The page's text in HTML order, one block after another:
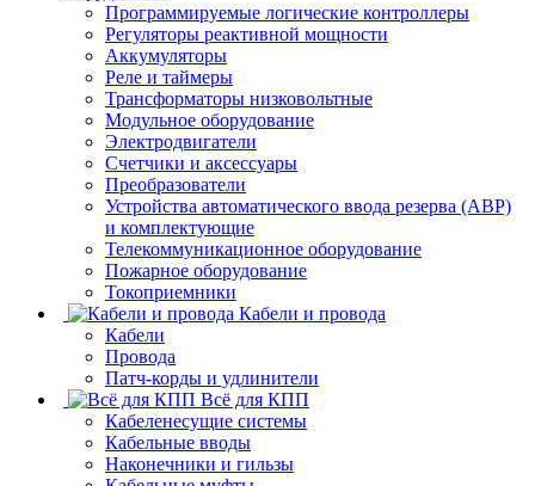
Программируемые логические контроллеры
Регуляторы реактивной мощности
Аккумуляторы
Реле и таймеры
Трансформаторы низковольтные
Модульное оборудование
Электродвигатели
Счетчики и аксессуары
Преобразователи
Устройства автоматического ввода резерва (АВР)
и комплектующие
Телекоммуникационное оборудование
Пожарное оборудование
Токоприемники
Кабели и провода
Кабели
Провода
Патч-корды и удлинители
Всё для КПП
Кабеленесущие системы
Кабельные вводы
Наконечники и гильзы